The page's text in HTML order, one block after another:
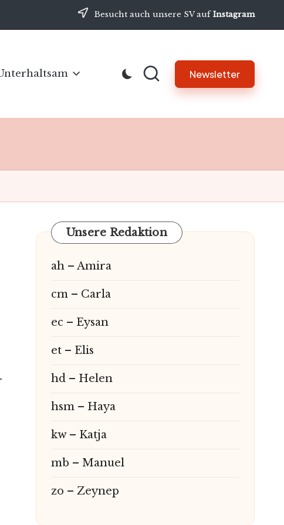
Besucht auch unsere SV aufInstagram
Newsletter
Unsere Redaktion
ah – Amira
cm – Carla
ec – Eysan
et – Elis
hd – Helen
hsm – Haya
kw – Katja
mb – Manuel
zo – Zeynep